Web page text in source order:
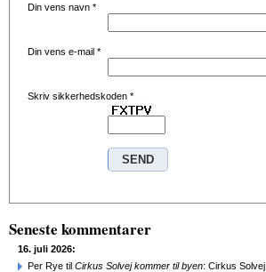
Din vens navn *
Din vens e-mail *
Skriv sikkerhedskoden *
Seneste kommentarer
16. juli 2026:
Per Rye til Cirkus Solvej kommer til byen: Cirkus Solvej